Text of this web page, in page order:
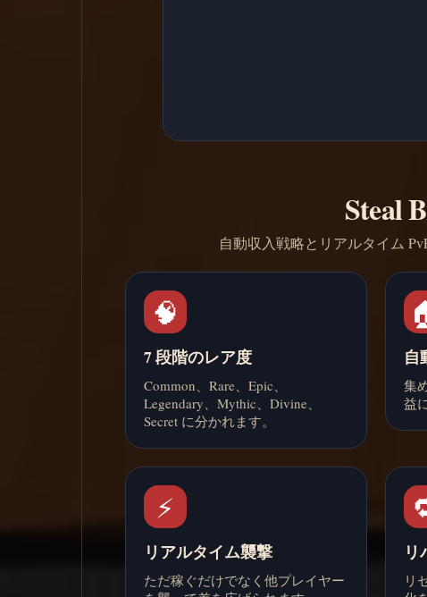
Steal
自動収入戦略とリアルタイム
🧠
7 段階のレア度
Common、Rare、Epic、
Legendary、Mythic、Divine、
Secret に分かれます。
自
集
益
⚡
リアルタイム襲撃
ただ稼ぐだけでなく他プレイヤー
リ
リ